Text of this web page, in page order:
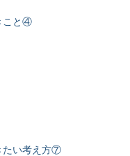
こと④
たい考え方⑦